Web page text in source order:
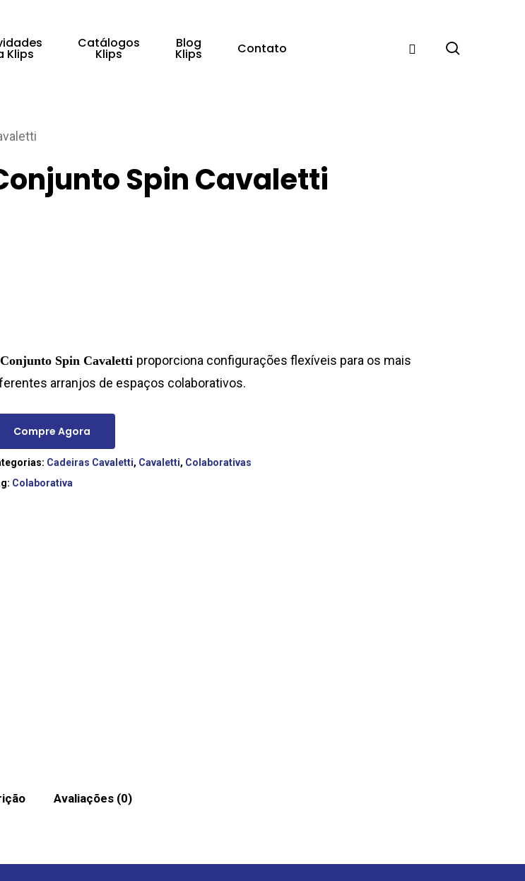
Klips
Catálogos
Klips
Blog
Klips Contato
Spin Cavaletti
Conjunto Spin Cavaletti proporciona configurações flexíveis para os mais
arranjos de espaços colaborativos.
Compre Agora
Cadeiras Cavaletti, Cavaletti, Colaborativas
Colaborativa
Avaliações (0)